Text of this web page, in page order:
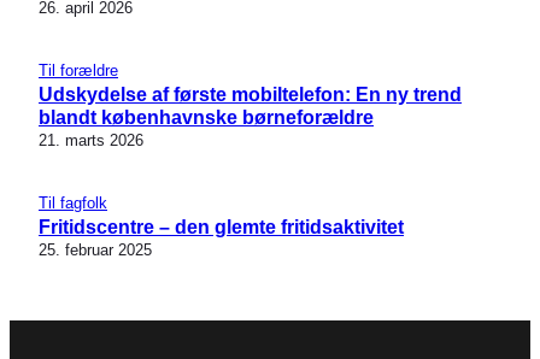
26. april 2026
Til forældre
Udskydelse af første mobiltelefon: En ny trend
blandt københavnske børneforældre
21. marts 2026
Til fagfolk
Fritidscentre – den glemte fritidsaktivitet
25. februar 2025